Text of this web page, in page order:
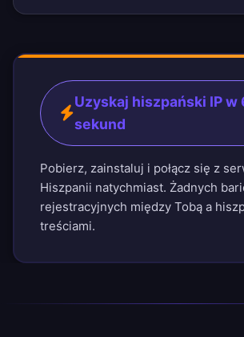
Uzyskaj hiszpański IP w
sekund
Pobierz, zainstaluj i połącz się z
Hiszpanii natychmiast. Żadnych
rejestracyjnych między Tobą a
treściami.